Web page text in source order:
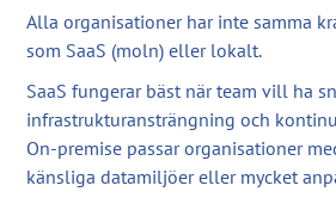
Alla organisationer har inte samma
som SaaS (moln) eller lokalt.
SaaS fungerar bäst när team vill ha
infrastrukturansträngning och
On-premise passar organisationer
känsliga datamiljöer eller mycket